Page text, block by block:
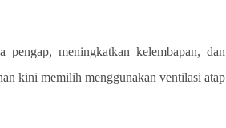
meningkatkan kelembapan, dan
kini memilih menggunakan ventilasi atap